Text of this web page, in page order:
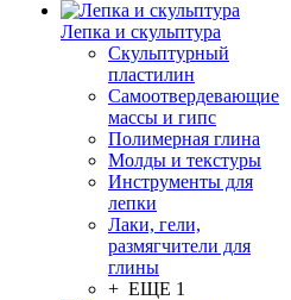
Лепка и скульптура
Скульптурный
пластилин
Самоотвердевающие
массы и гипс
Полимерная глина
Молды и текстуры
Инструменты для
лепки
Лаки, гели,
размягчители для
глины
+ ЕЩЕ 1